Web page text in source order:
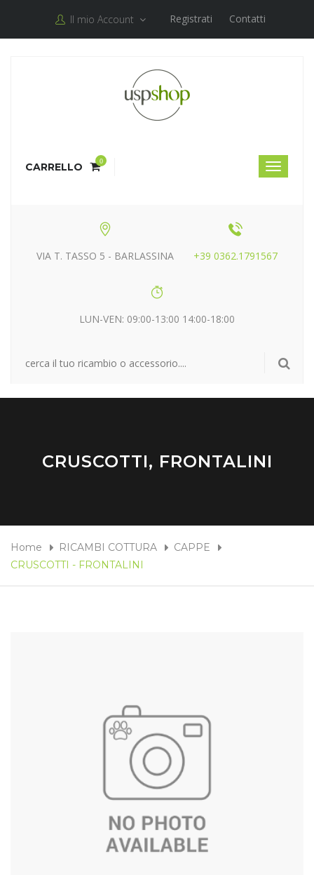
Il mio Account Registrati Contatti
CARRELLO 0
VIA T. TASSO 5 - BARLASSINA +39 0362.1791567
LUN-VEN: 09:00-13:00 14:00-18:00
CRUSCOTTI, FRONTALINI
Home RICAMBI COTTURA
CAPPE
CRUSCOTTI - FRONTALINI